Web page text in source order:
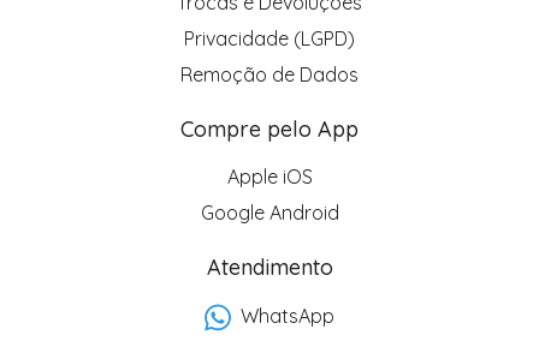
Privacidade (LGPD)
Remoção de Dados
Compre pelo App
Apple iOS
Google Android
Atendimento
WhatsApp